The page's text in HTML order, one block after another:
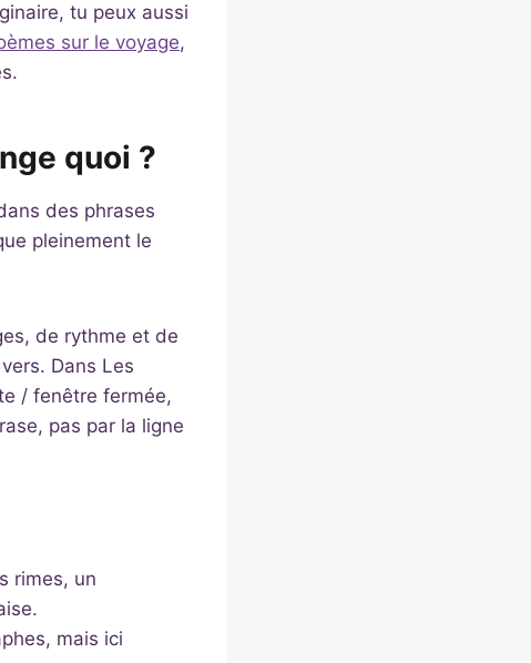
tu peux aussi
sur le voyage,
quoi ?
des phrases
pleinement le
de rythme et de
Dans Les
/ fenêtre fermée,
pas par la ligne
rimes, un
mais ici